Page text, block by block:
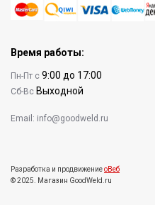
Время работы:
Пн-Пт с 9:00 до 17:00
Сб-Вс Выходной
Email: info@goodweld.ru
Разработка и продвижениеоВеб
© 2025. Магазин GoodWeld.ru